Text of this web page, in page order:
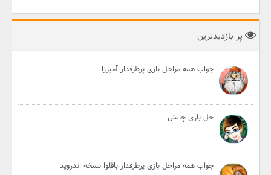
پر بازدیدترین
جواب همه مراحل بازی پرطرفدار آمیرزا
حل بازی چالش
جواب همه مراحل بازی پرطرفدار باقلوا نسخه اندروید